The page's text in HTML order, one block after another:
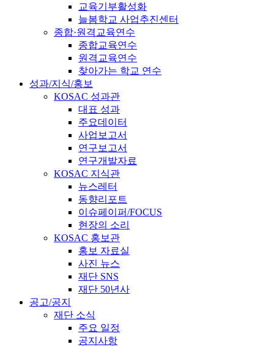
교육기부활성화
늘봄학교 사업추진센터
종합·원격교육연수
종합교육연수
원격교육연수
찾아가는 학교 연수
성과/지식/홍보
KOSAC 성과관
대표 성과
주요데이터
사업보고서
연구보고서
연구개발자료
KOSAC 지식관
뉴스레터
동향리포트
이슈페이퍼/FOCUS
현장의 소리
KOSAC 홍보관
홍보 자료실
사진 뉴스
재단 SNS
재단 50년사
공고/공지
재단 소식
주요 일정
공지사항